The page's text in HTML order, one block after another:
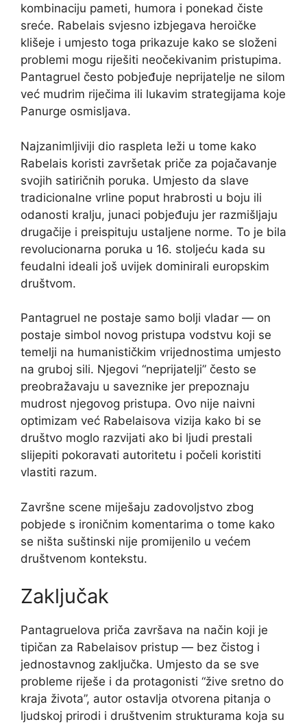
kombinaciju pameti, humora i ponekad čiste
sreće. Rabelais svjesno izbjegava heroičke
klišeje i umjesto toga prikazuje kako se složeni
problemi mogu riješiti neočekivanim pristupima.
Pantagruel često pobjeđuje neprijatelje ne silom
već mudrim riječima ili lukavim strategijama koje
Panurge osmisljava.
Najzanimljiviji dio raspleta leži u tome kako
Rabelais koristi završetak priče za pojačavanje
svojih satiričnih poruka. Umjesto da slave
tradicionalne vrline poput hrabrosti u boju ili
odanosti kralju, junaci pobjeđuju jer razmišljaju
drugačije i preispituju ustaljene norme. To je bila
revolucionarna poruka u 16. stoljeću kada su
feudalni ideali još uvijek dominirali europskim
društvom.
Pantagruel ne postaje samo bolji vladar — on
postaje simbol novog pristupa vodstvu koji se
temelji na humanističkim vrijednostima umjesto
na gruboj sili. Njegovi “neprijatelji” često se
preobražavaju u saveznike jer prepoznaju
mudrost njegovog pristupa. Ovo nije naivni
optimizam već Rabelaisova vizija kako bi se
društvo moglo razvijati ako bi ljudi prestali
slijepiti pokoravati autoritetu i počeli koristiti
vlastiti razum.
Završne scene miješaju zadovoljstvo zbog
pobjede s ironičnim komentarima o tome kako
se ništa suštinski nije promijenilo u većem
društvenom kontekstu.
Zaključak
Pantagruelova priča završava na način koji je
tipičan za Rabelaisov pristup — bez čistog i
jednostavnog zaključka. Umjesto da se sve
probleme riješe i da protagonisti “žive sretno do
kraja života”, autor ostavlja otvorena pitanja o
ljudskoj prirodi i društvenim strukturama koja su